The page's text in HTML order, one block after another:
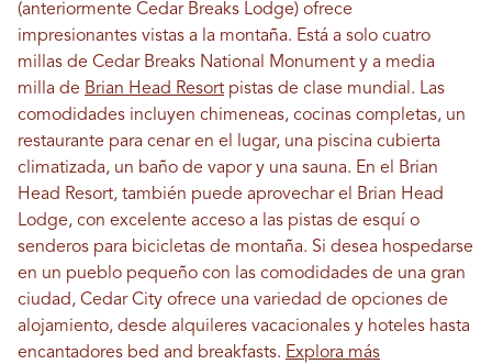
(anteriormente Cedar Breaks Lodge) ofrece
impresionantes vistas a la montaña. Está a solo cuatro
millas de Cedar Breaks National Monument y a media
milla de Brian Head Resort pistas de clase mundial. Las
comodidades incluyen chimeneas, cocinas completas, un
restaurante para cenar en el lugar, una piscina cubierta
climatizada, un baño de vapor y una sauna. En el Brian
Head Resort, también puede aprovechar el Brian Head
Lodge, con excelente acceso a las pistas de esquí o
senderos para bicicletas de montaña. Si desea hospedarse
en un pueblo pequeño con las comodidades de una gran
ciudad, Cedar City ofrece una variedad de opciones de
alojamiento, desde alquileres vacacionales y hoteles hasta
encantadores bed and breakfasts. Explora más